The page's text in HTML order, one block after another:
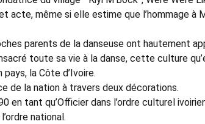
acte, même si elle estime que l’hommage à
parents de la danseuse ont hautement
toute sa vie à la danse, cette culture
la Côte d’Ivoire.
de la nation à travers deux décorations.
en tant qu’Officier dans l’ordre culturel
national.